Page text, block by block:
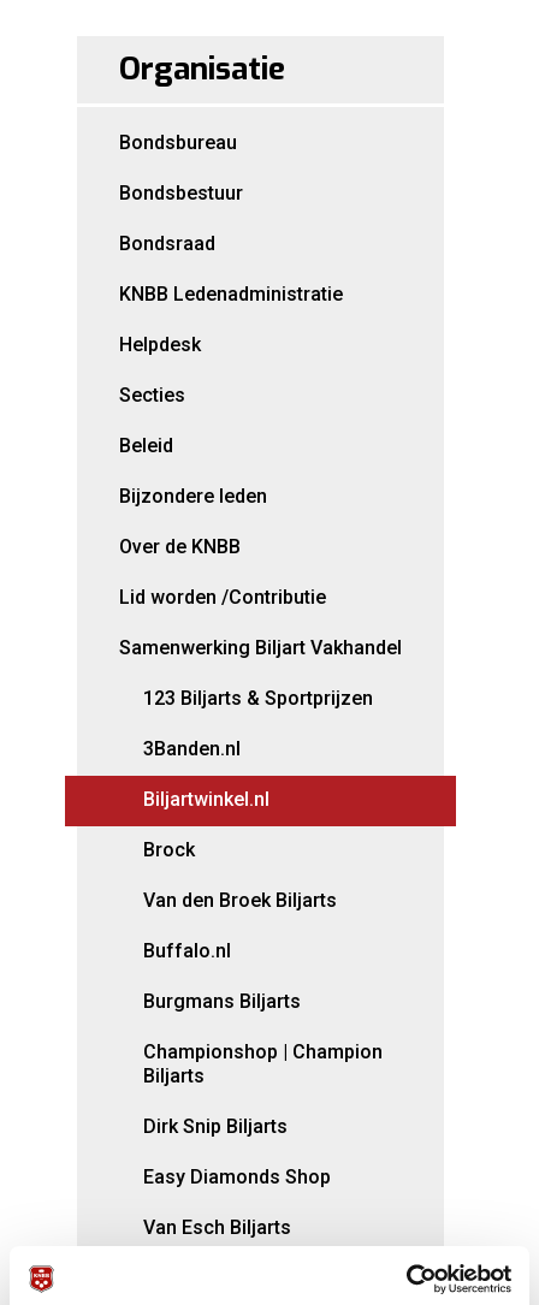
Organisatie
Bondsbureau
Bondsbestuur
Bondsraad
KNBB Ledenadministratie
Helpdesk
Secties
Beleid
Bijzondere leden
Over de KNBB
Lid worden /Contributie
Samenwerking Biljart Vakhandel
123 Biljarts & Sportprijzen
3Banden.nl
Biljartwinkel.nl
Brock
Van den Broek Biljarts
Buffalo.nl
Burgmans Biljarts
Championshop | Champion
Biljarts
Dirk Snip Biljarts
Easy Diamonds Shop
Van Esch Biljarts